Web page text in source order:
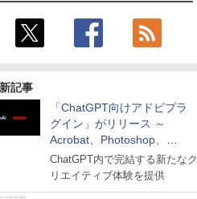
記事
「ChatGPT向けアドビプラ
グイン」がリリース ～
Acrobat、Photoshop、
Premiereなどの機能を1つの
プラグインに統合
ChatGPT内で完結する新たなク
リエイティブ体験を提供